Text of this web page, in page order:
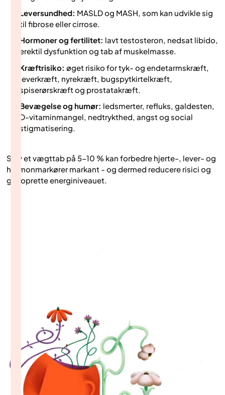
Leversundhed: MASLD og MASH, som kan udvikle sig
til fibrose eller cirrose.
Hormoner og fertilitet: lavt testosteron, nedsat libido,
erektil dysfunktion og tab af muskelmasse.
Kræftrisiko: øget risiko for tyk- og endetarmskræft,
leverkræft, nyrekræft, bugspytkirtelkræft,
spiserørskræft og prostatakræft.
Bevægelse og humør: ledsmerter, refluks, galdesten,
D-vitaminmangel, nedtrykthed, angst og social
stigmatisering.
Selv et vægttab på 5-10 % kan forbedre hjerte-, lever- og
hormonmarkører markant - og dermed reducere risici og
genoprette energiniveauet.